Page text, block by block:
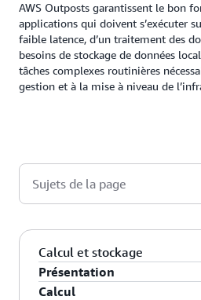
AWS Outposts garantissent le bon
applications qui doivent s’exécuter
faible latence, d’un traitement des
besoins de stockage de données
tâches complexes routinières
gestion et à la mise à niveau de
Sujets de la page
Calcul et stockage
Présentation
Calcul